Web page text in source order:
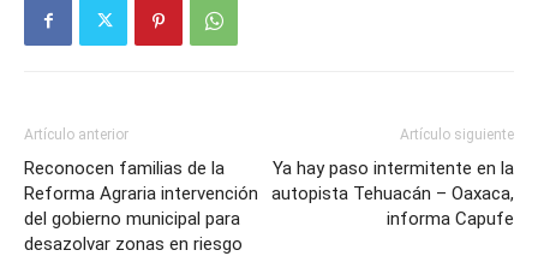
Artículo anterior
Reconocen familias de la
Reforma Agraria intervención
del gobierno municipal para
desazolvar zonas en riesgo
Artículo siguiente
Ya hay paso intermitente en la
autopista Tehuacán – Oaxaca,
informa Capufe